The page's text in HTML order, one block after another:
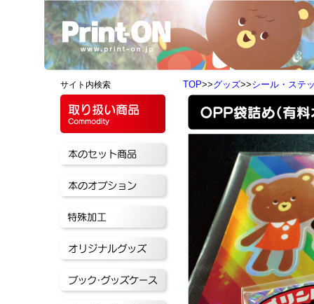
サイト内検索 TOP>>グッズ>>シール・ステ